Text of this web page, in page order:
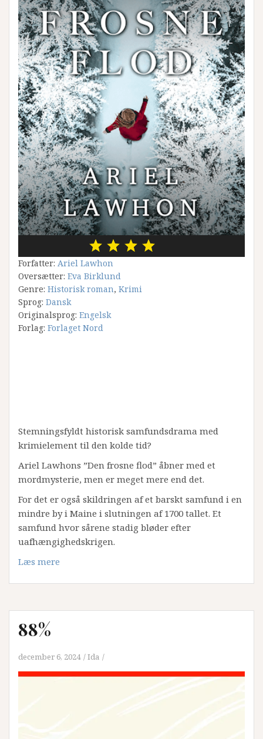
Forfatter: Ariel Lawhon
Oversætter: Eva Birklund
Genre: Historisk roman, Krimi
Sprog: Dansk
Originalsprog: Engelsk
Forlag: Forlaget Nord
Stemningsfyldt historisk samfundsdrama med
krimielement til den kolde tid?
Ariel Lawhons ”Den frosne flod” åbner med et
mordmysterie, men er meget mere end det.
For det er også skildringen af et barskt samfund i en
mindre by i Maine i slutningen af 1700 tallet. Et
samfund hvor sårene stadig bløder efter
uafhængighedskrigen.
Læs mere
88%
december 6, 2024 Ida